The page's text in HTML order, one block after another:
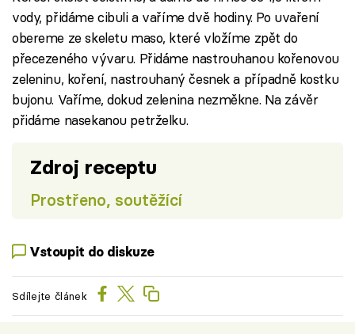
vody, přidáme cibuli a vaříme dvě hodiny. Po uvaření
obereme ze skeletu maso, které vložíme zpět do
přecezeného vývaru. Přidáme nastrouhanou kořenovou
zeleninu, koření, nastrouhaný česnek a případně kostku
bujonu. Vaříme, dokud zelenina nezměkne. Na závěr
přidáme nasekanou petrželku.
Zdroj receptu
Prostřeno, soutěžící
Vstoupit do diskuze
Sdílejte článek